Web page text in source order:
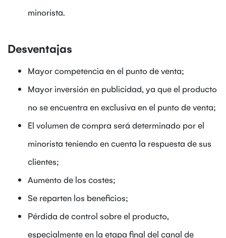
minorista.
Desventajas
Mayor competencia en el punto de venta;
Mayor inversión en publicidad, ya que el producto
no se encuentra en exclusiva en el punto de venta;
El volumen de compra será determinado por el
minorista teniendo en cuenta la respuesta de sus
clientes;
Aumento de los costes;
Se reparten los beneficios;
Pérdida de control sobre el producto,
especialmente en la etapa final del canal de